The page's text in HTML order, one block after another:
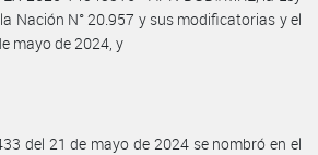
Nación N° 20.957 y sus modificatorias y el
mayo de 2024, y
del 21 de mayo de 2024 se nombró en el